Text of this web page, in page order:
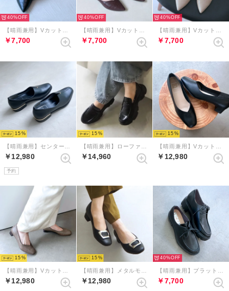
40%
￥7,700
40%
￥7,700
40%
￥7,700
15
￥12,980
予約
15
￥14,960
15
￥12,980
15
￥12,980
15
￥12,980
40%
￥7,700